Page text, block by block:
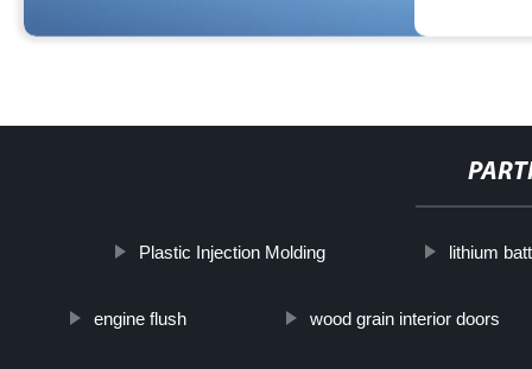
Plastic Injection Molding lithium
engine flush wood grain interior doors